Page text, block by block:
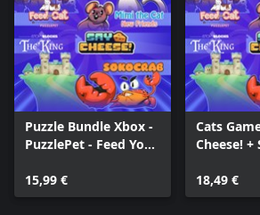
Puzzle Bundle Xbox -
PuzzlePet - Feed Your
the Cat: New Friends,
Story Blocks: The
15,99 €
Cats
Cheese! +
18,49 €